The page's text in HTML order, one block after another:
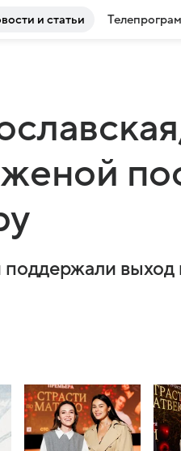
и статьи
поддержали выход